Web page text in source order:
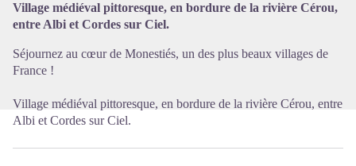
Village médiéval pittoresque, en bordure de la rivière Cérou,
entre Albi et Cordes sur Ciel.
Séjournez au cœur de Monestiés, un des plus beaux villages de
France !
Village médiéval pittoresque, en bordure de la rivière Cérou, entre
Albi et Cordes sur Ciel.